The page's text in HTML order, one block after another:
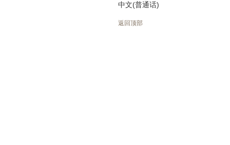
中文(普通话)
返回顶部